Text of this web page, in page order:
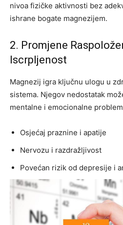
nivoa fizičke aktivnosti bez
ishrane bogate magnezijem.
2. Promjene
Iscrpljenost
Magnezij igra ključnu ulogu u
sistema. Njegov nedostatak
mentalne i emocionalne
Osjećaj praznine i apatije
Nervozu i razdražljivost
Povećan rizik od depresije i